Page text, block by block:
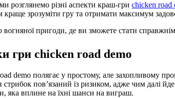
розглянемо різні аспекти краш-гри chicken road
зрозуміти гру та отримати максимум
пригоди, де ви зможете стати
гри chicken road demo
demo полягає у простому, але захопливому
пов’язаний із ризиком, адже чим далі
яка вплине на їхні шанси на виграш.